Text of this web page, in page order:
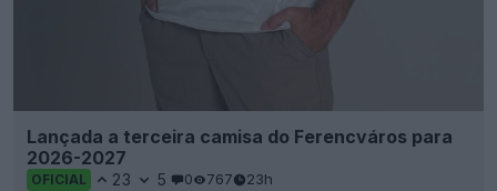
Lançada a terceira camisa do Ferencváros para
2026-2027
OFICIAL 23 5 0 767 23h